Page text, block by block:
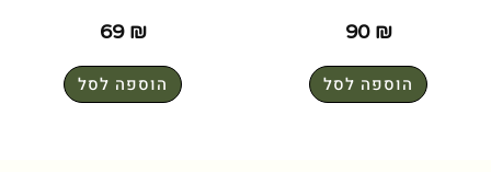
90 ₪
הוספה לסל
69 ₪
הוספה לסל